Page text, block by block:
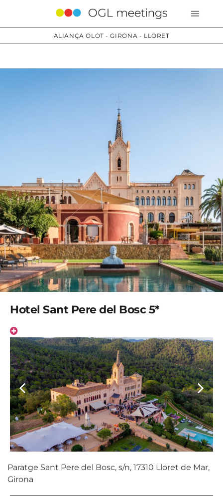
ALIANÇA OLOT - GIRONA - LLORET
Hotel Sant Pere del Bosc 5*
Paratge Sant Pere del Bosc, s/n, 17310 Lloret de Mar,
Girona